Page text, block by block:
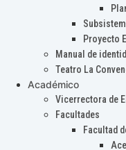
Proyecto
Manual de
Teatro La
Académico
Vicerrectora de
Facultades
Facultad